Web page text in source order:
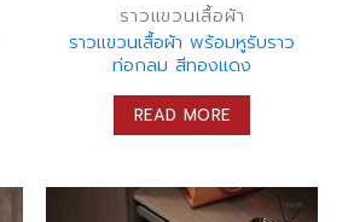
ราวแขวนเสื้อผ้า
ราวแขวนเสื้อผ้า พร้อมหูรับราว
ท่อกลม สีทองแดง
READ MORE